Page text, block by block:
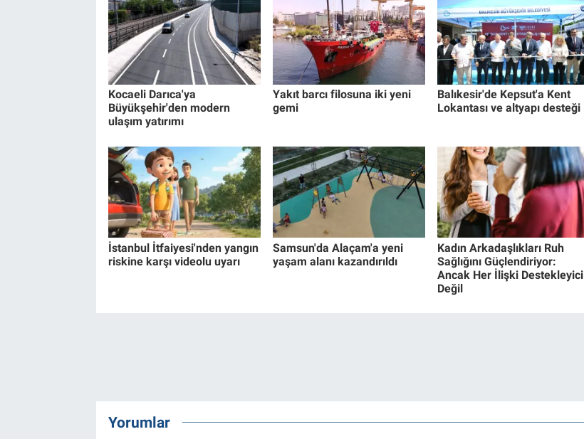
Kocaeli Darıca'ya
Büyükşehir'den modern
ulaşım yatırımı
Yakıt barcı filosuna iki yeni
gemi
Balıkesir'de Kepsut'a Kent
Lokantası ve altyapı desteği
İstanbul İtfaiyesi'nden yangın
riskine karşı videolu uyarı
Samsun'da Alaçam'a yeni
yaşam alanı kazandırıldı
Kadın Arkadaşlıkları Ruh
Sağlığını Güçlendiriyor:
Ancak Her İlişki Destekleyici
Değil
Yorumlar